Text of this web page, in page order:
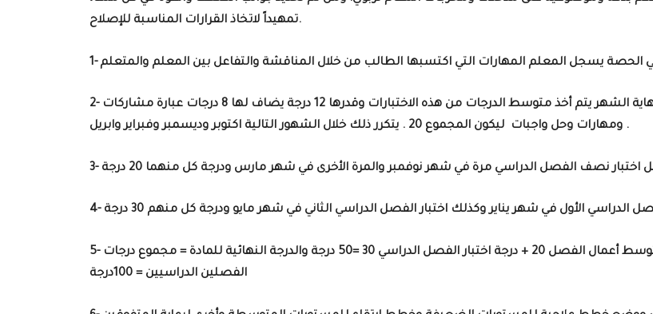
تمهيداً لاتخاذ القرارات المناسبة للإصلاح.
الحصة يسجل المعلم المهارات
الشهريتم أخذ متوسط الدرجات من هذه الاختبارات وقدرها 12 درجة يضاف لها 8
درجات عبارة مشاركات
ومهارات وحل واجبات ليكون المجموع 20 . يتكرر ذلك خلال الشهور التالية اكتوبر وديسمبر وفبراير وابريل .
اختبار نصف الفصل الدراسي مرة في شهر نوفمبر والمرة الأخرى
الدراسي الأول في شهر يناير وكذلك اختبار الفصل
والدرجة النهائية للمادة = مجموع درجات
الفصلين الدراسيين = 100درجة